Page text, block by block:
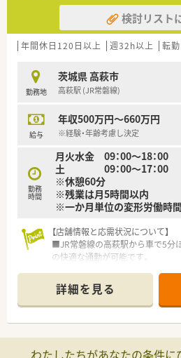
検討リスト
年間休日120日以上 週32h以上 転
勤務地
茨城県 高萩市
高萩駅 (JR常磐線)
給与
年収500万円～660万円
※経験・年齢考慮し決定
勤務
時間
月火水金 09：00～18：00
土 09：00～17：00
※休憩60分
※残業は月5時間以内
※一か月単位の変形労働時
【店舗情報と応需状況について】
■JR常磐線の高萩駅から車で5分
の快適な通勤が可能です。
方箋に触れる機会があります。
■常時薬剤師2名と事務1名の体制
箋を応需しています。
■今回は、現任の正社員薬剤師の
詳細を見る